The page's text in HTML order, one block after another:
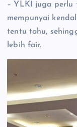
– YLKI juga perlu
mempunyai
tentu tahu,
lebih fair.